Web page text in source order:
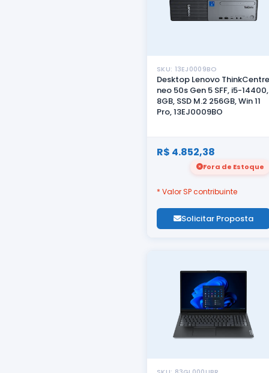
SKU: 13EJ0009BO
Desktop Lenovo ThinkCentre
neo 50s Gen 5 SFF, i5-14400,
8GB, SSD M.2 256GB, Win 11
Pro, 13EJ0009BO
R$ 4.852,38
Fora de Estoque
* Valor SP contribuinte
Solicitar Proposta